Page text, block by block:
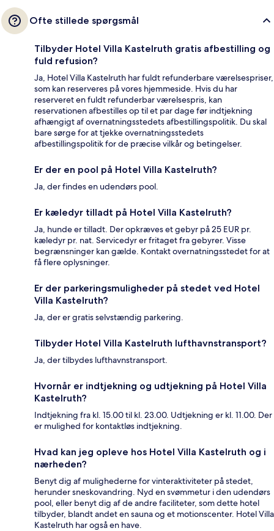
Ofte stillede spørgsmål
Tilbyder Hotel Villa Kastelruth gratis afbestilling og
fuld refusion?
Ja, Hotel Villa Kastelruth har fuldt refunderbare værelsespriser,
som kan reserveres på vores hjemmeside. Hvis du har
reserveret en fuldt refunderbar værelsespris, kan
reservationen afbestilles op til et par dage før indtjekning
afhængigt af overnatningsstedets afbestillingspolitik. Du skal
bare sørge for at tjekke overnatningsstedets
afbestillingspolitik for de præcise vilkår og betingelser.
Er der en pool på Hotel Villa Kastelruth?
Ja, der findes en udendørs pool.
Er kæledyr tilladt på Hotel Villa Kastelruth?
Ja, hunde er tilladt. Der opkræves et gebyr på 25 EUR pr.
kæledyr pr. nat. Servicedyr er fritaget fra gebyrer. Visse
begrænsninger kan gælde. Kontakt overnatningsstedet for at
få flere oplysninger.
Er der parkeringsmuligheder på stedet ved Hotel
Villa Kastelruth?
Ja, der er gratis selvstændig parkering.
Tilbyder Hotel Villa Kastelruth lufthavnstransport?
Ja, der tilbydes lufthavnstransport.
Hvornår er indtjekning og udtjekning på Hotel Villa
Kastelruth?
Indtjekning fra kl. 15.00 til kl. 23.00. Udtjekning er kl. 11.00. Der
er mulighed for kontaktløs indtjekning.
Hvad kan jeg opleve hos Hotel Villa Kastelruth og i
nærheden?
Benyt dig af mulighederne for vinteraktiviteter på stedet,
herunder sneskovandring. Nyd en svømmetur i den udendørs
pool, eller benyt dig af de andre faciliteter, som dette hotel
tilbyder, blandt andet en sauna og et motionscenter. Hotel Villa
Kastelruth har også en have.